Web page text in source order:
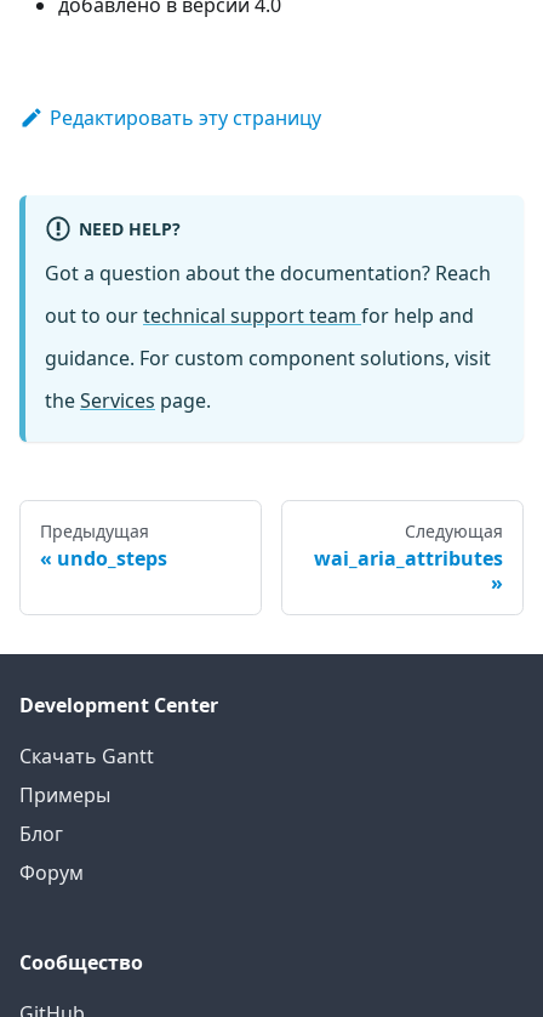
Редактировать эту страницу
NEED HELP?
Got a question about the documentation? Reach
out to ourtechnical support team for help and
guidance. For custom component solutions, visit
theServices page.
Предыдущая
undo_steps
Следующая
wai_aria_attributes
Development Center
Скачать Gantt
Примеры
Блог
Форум
Сообщество